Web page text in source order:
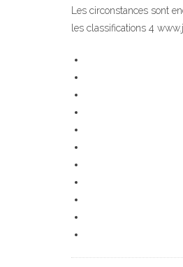
Les circonstances sont
les classifications 4